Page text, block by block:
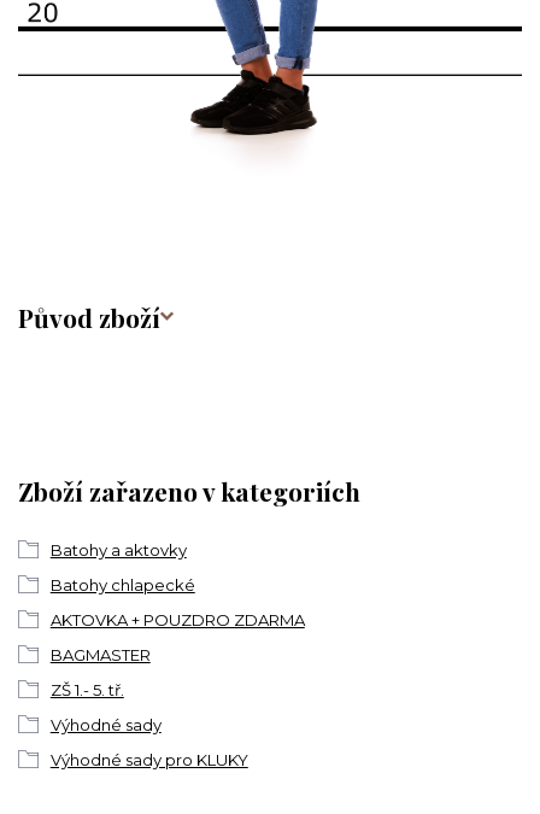
Původ zboží
Zboží zařazeno v kategoriích
Batohy a aktovky
Batohy chlapecké
AKTOVKA + POUZDRO ZDARMA
BAGMASTER
ZŠ 1.- 5. tř.
Výhodné sady
Výhodné sady pro KLUKY